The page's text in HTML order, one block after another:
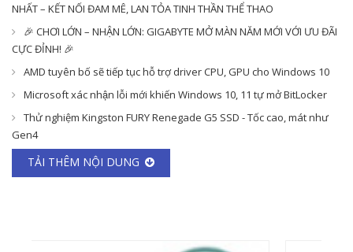
NHẤT – KẾT NỐI ĐAM MÊ, LAN TỎA TINH THẦN THỂ THAO
🎉 CHƠI LỚN – NHẬN LỚN: GIGABYTE MỞ MÀN NĂM MỚI VỚI ƯU ĐÃI
CỰC ĐỈNH! 🎉
AMD tuyên bố sẽ tiếp tục hỗ trợ driver CPU, GPU cho Windows 10
Microsoft xác nhận lỗi mới khiến Windows 10, 11 tự mở BitLocker
Thử nghiệm Kingston FURY Renegade G5 SSD - Tốc cao, mát như
Gen4
TẢI THÊM NỘI DUNG